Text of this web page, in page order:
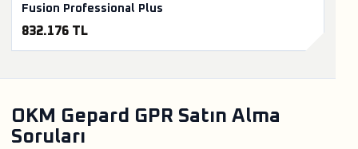
Fusion Professional Plus
832.176 TL
OKM Gepard GPR Satın Alma
Soruları